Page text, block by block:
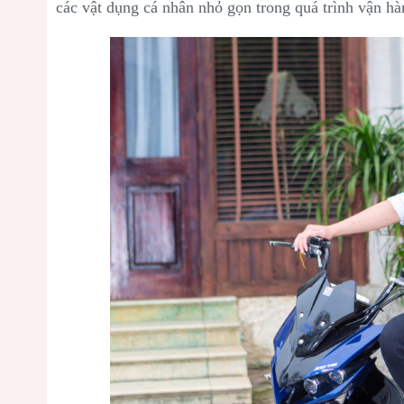
các vật dụng cá nhân nhỏ gọn trong quá trình vận